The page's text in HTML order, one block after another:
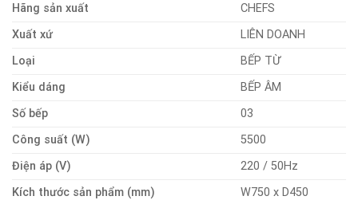
Hãng sản xuất
CHEFS
Xuất xứ
LIÊN DOANH
Loại
BẾP TỪ
Kiểu dáng
BẾP ÂM
Số bếp
03
Công suất (W)
5500
Điện áp (V)
220 / 50Hz
Kích thước sản phẩm (mm)
W750 x D450